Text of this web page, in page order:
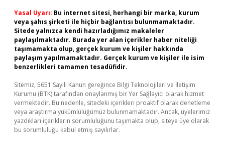
Yasal Uyarı: Bu internet sitesi, herhangi bir marka, kurum
veya şahıs şirketi ile hiçbir bağlantısı bulunmamaktadır.
Sitede yalnızca kendi hazırladığımız makaleler
paylaşılmaktadır. Burada yer alan içerikler haber niteliği
taşımamakta olup, gerçek kurum ve kişiler hakkında
paylaşım yapılmamaktadır. Gerçek kurum ve kişiler ile isim
benzerlikleri tamamen tesadüfidir.
Sitemiz, 5651 Sayılı Kanun gereğince Bilgi Teknolojileri ve İletişim
Kurumu (BTK) tarafından onaylanmış bir Yer Sağlayıcı olarak hizmet
vermektedir. Bu nedenle, sitedeki içerikleri proaktif olarak denetleme
veya araştırma yükümlülüğümüz bulunmamaktadır. Ancak, üyelerimiz
yazdıkları içeriklerin sorumluluğunu taşımakta olup, siteye üye olarak
bu sorumluluğu kabul etmiş sayılırlar.